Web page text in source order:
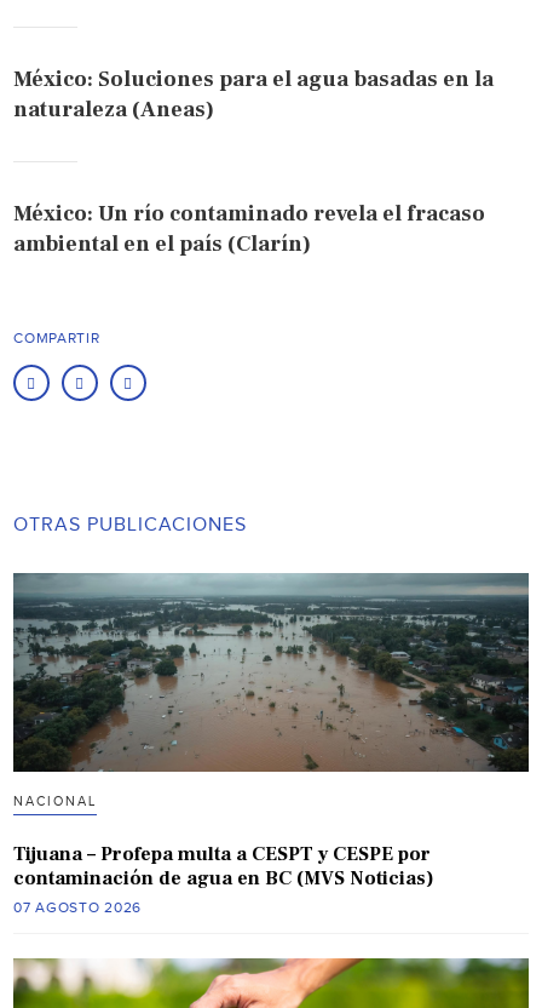
México: Soluciones para el agua basadas en la
naturaleza (Aneas)
México: Un río contaminado revela el fracaso
ambiental en el país (Clarín)
COMPARTIR
OTRAS PUBLICACIONES
NACIONAL
Tijuana – Profepa multa a CESPT y CESPE por
contaminación de agua en BC (MVS Noticias)
07 AGOSTO 2026